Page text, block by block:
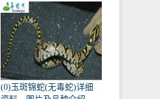
品种介绍
(0)玉斑锦蛇(无毒蛇)详细